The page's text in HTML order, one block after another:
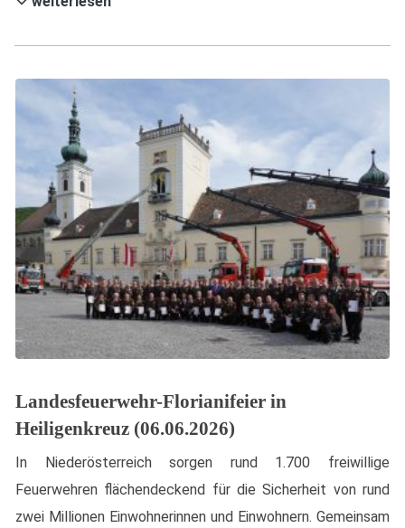
Landesfeuerwehr-Florianifeier in
Heiligenkreuz (06.06.2026)
In Niederösterreich sorgen rund 1.700 freiwillige
Feuerwehren flächendeckend für die Sicherheit von rund
zwei Millionen Einwohnerinnen und Einwohnern. Gemeinsam